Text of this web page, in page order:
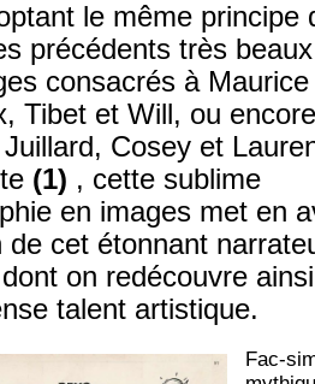
le même principe
précédents très beaux
consacrés à Maurice
Tibet et Will, ou
Cosey et
(1) , cette sublime
en images met en
de cet étonnant
on redécouvre
talent artistique.
Fac-